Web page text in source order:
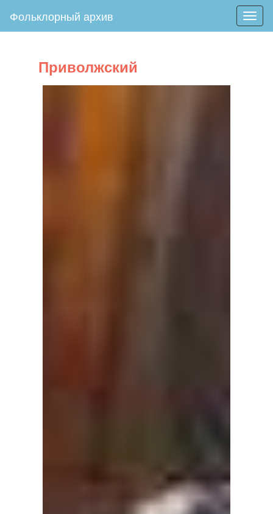
Фольклорный архив
Приволжский